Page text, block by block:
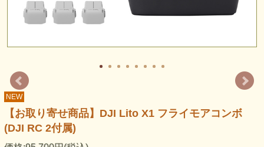
NEW
【お取り寄せ商品】DJI Lito X1 フライモアコンボ
(DJI RC 2付属)